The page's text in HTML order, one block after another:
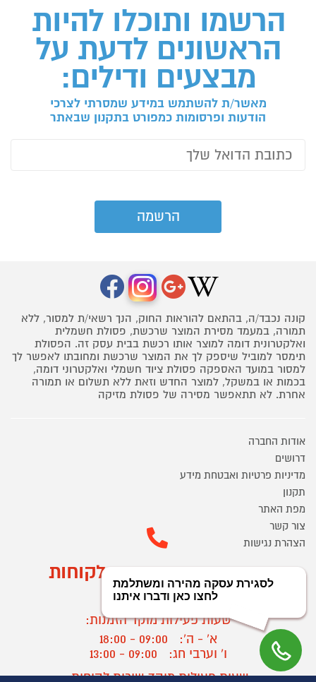
הרשמו ותוכלו להיות
הראשונים לדעת על
מבצעים ודילים:
מאשר/ת להשתמש במידע שמסרתי לצרכי
הודעות ופרסומות כמפורט בתקנון שבאתר
קונה נכבד/ה, בהתאם להוראות החוק, הנך רשאי/ת למסור, ללא
תמורה, במעמד מסירת המוצר שרכשת, פסולת חשמלית
ואלקטרונית דומה למוצר אותו רכשת בבית עסק זה. הפסולת
תימסר למוביל שיספק לך את המוצר שרכשת ומחובתו לאפשר לך
למסור במועד האספקה פסולת ציוד חשמלי ואלקטרוני דומה,
בכמות או במשקל, למוצר החדש וזאת ללא תשלום או תמורה
אחרת. לא תתאפשר מסירה של פסולת מזיקה
אודות החברה
דרושים
מדיניות פרטיות ואבטחת מידע
תקנון
מפת האתר
צור קשר
הצהרת נגישות
מוקד הזמנות ושירות לקוחות
03-9545370
שעות פעילות מוקד הזמנות:
א' - ה':
09:00 - 18:00
ו' וערבי חג:
09:00 - 13:00
שעות פעילות מוקד שירות לקוחות: